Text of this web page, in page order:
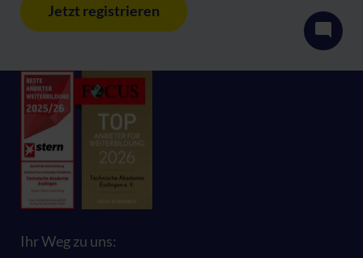
Jetzt registrieren
Ihr Weg zu uns: